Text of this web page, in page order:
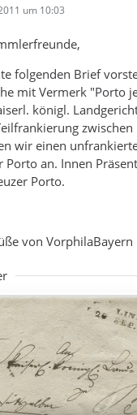
um 10:03
folgenden Brief
mit Vermerk "Porto
königl.
wir einen
Porto an. Innen
Porto.
von VorphilaBayern